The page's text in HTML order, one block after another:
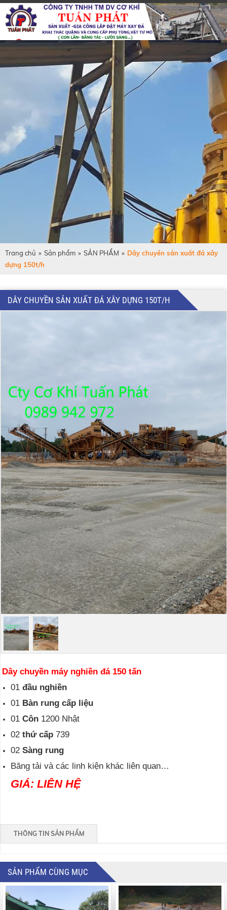
Trang chủ » Sản phẩm » SẢN PHẨM » Dây chuyền sản xuất đá xây
dựng 150t/h
DÂY CHUYỀN SẢN XUẤT ĐÁ XÂY DỰNG 150T/H
Dây chuyền máy nghiền đá 150 tấn
01 đầu nghiền
01 Bàn rung cấp liệu
01 Côn 1200 Nhật
02 thứ cấp 739
02 Sàng rung
Băng tải và các linh kiện khác liên quan…
GIÁ: LIÊN HỆ
THÔNG TIN SẢN PHẨM
SẢN PHẨM CÙNG MỤC